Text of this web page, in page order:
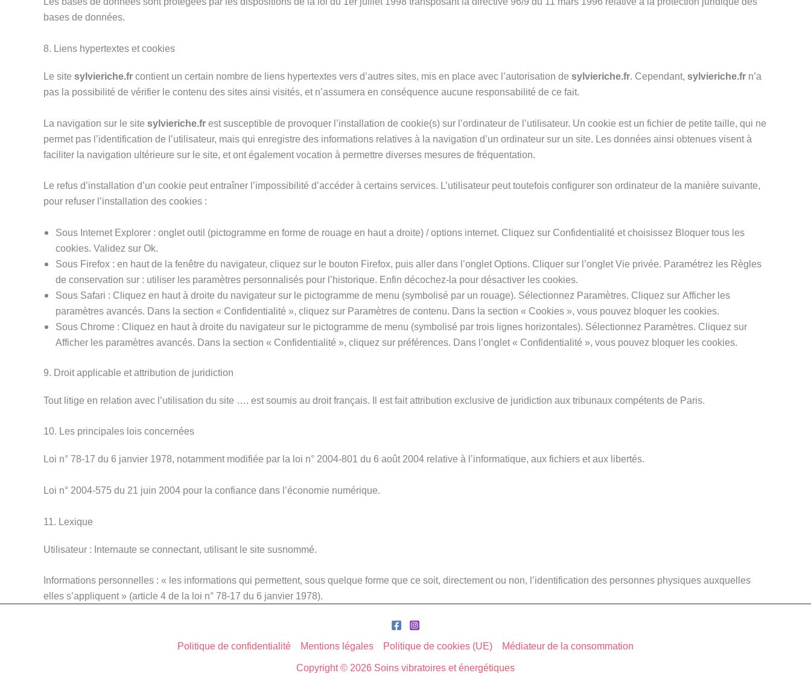
bases de données.
8. Liens hypertextes et cookies
Le site sylvieriche.frcontient un certain nombre de liens hypertextes vers d’autres sites, mis en place avec l’autorisation de sylvieriche.fr. Cependant, sylvieriche.fr n’a
pas la possibilité de vérifier le contenu des sites ainsi visités, et n’assumera en conséquence aucune responsabilité de ce fait.
La navigation sur le site sylvieriche.frest susceptible de provoquer l’installation de cookie(s) sur l’ordinateur de l’utilisateur. Un cookie est un fichier de petite taille, qui ne
permet pas l’identification de l’utilisateur, mais qui enregistre des informations relatives à la navigation d’un ordinateur sur un site. Les données ainsi obtenues visent à
faciliter la navigation ultérieure sur le site, et ont également vocation à permettre diverses mesures de fréquentation.
Le refus d’installation d’un cookie peut entraîner l’impossibilité d’accéder à certains services. L’utilisateur peut toutefois configurer son ordinateur de la manière suivante,
pour refuser l’installation des cookies :
Sous Internet Explorer : onglet outil (pictogramme en forme de rouage en haut a droite) / options internet. Cliquez sur Confidentialité et choisissez Bloquer tous les
cookies. Validez sur Ok.
Sous Firefox : en haut de la fenêtre du navigateur, cliquez sur le bouton Firefox, puis aller dans l’onglet Options. Cliquer sur l’onglet Vie privée. Paramétrez les Règles
de conservation sur : utiliser les paramètres personnalisés pour l’historique. Enfin décochez-la pour désactiver les cookies.
Sous Safari : Cliquez en haut à droite du navigateur sur le pictogramme de menu (symbolisé par un rouage). Sélectionnez Paramètres. Cliquez sur Afficher les
paramètres avancés. Dans la section « Confidentialité », cliquez sur Paramètres de contenu. Dans la section « Cookies », vous pouvez bloquer les cookies.
Sous Chrome : Cliquez en haut à droite du navigateur sur le pictogramme de menu (symbolisé par trois lignes horizontales). Sélectionnez Paramètres. Cliquez sur
Afficher les paramètres avancés. Dans la section « Confidentialité », cliquez sur préférences. Dans l’onglet « Confidentialité », vous pouvez bloquer les cookies.
9. Droit applicable et attribution de juridiction
Tout litige en relation avec l’utilisation du site …. est soumis au droit français. Il est fait attribution exclusive de juridiction aux tribunaux compétents de Paris.
10. Les principales lois concernées
Loi n° 78-17 du 6 janvier 1978, notamment modifiée par la loi n° 2004-801 du 6 août 2004 relative à l’informatique, aux fichiers et aux libertés.
Loi n° 2004-575 du 21 juin 2004 pour la confiance dans l’économie numérique.
11. Lexique
Utilisateur : Internaute se connectant, utilisant le site susnommé.
Informations personnelles : « les informations qui permettent, sous quelque forme que ce soit, directement ou non, l’identification des personnes physiques auxquelles
elles s’appliquent » (article 4 de la loi n° 78-17 du 6 janvier 1978).
Politique de confidentialité Mentions légales Politique de cookies (UE)
Médiateur de la consommation
Copyright © 2026 Soins vibratoires et énergétiques